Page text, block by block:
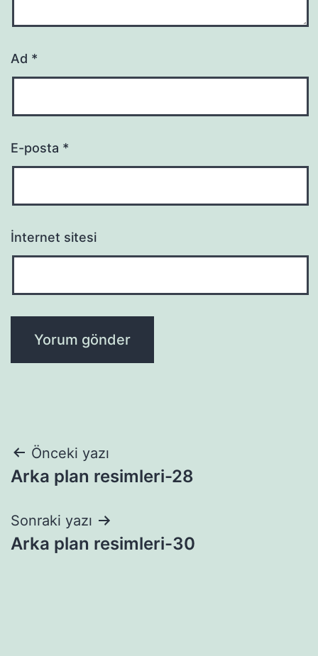
Ad *
E-posta *
İnternet sitesi
Yazı
gezinmesi
Önceki yazı
Arka plan resimleri-28
Sonraki yazı
Arka plan resimleri-30